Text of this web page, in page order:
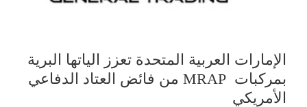
الإمارات العربية المتحدة تعزز الياتها البرية
بمركبات MRAP من فائض العتاد الدفاعي
الأمريكي